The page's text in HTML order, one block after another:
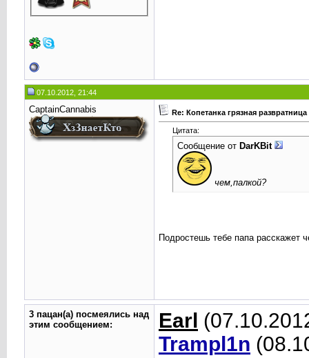
07.10.2012, 21:44
CaptainCannabis Re: Копетанка грязная развратница
Цитата:
Сообщение от DarKBit
чем,палкой?
Подростешь тебе папа расскажет
3 пацан(а) посмеялись над
этим сообщением:
Earl
Trampl1n